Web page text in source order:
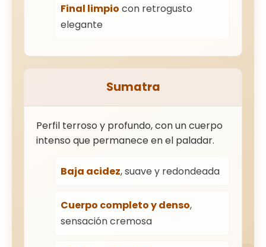
Final limpio con retrogusto
elegante
Sumatra
Perfil terroso y profundo, con un cuerpo
intenso que permanece en el paladar.
Baja acidez, suave y redondeada
Cuerpo completo y denso,
sensación cremosa